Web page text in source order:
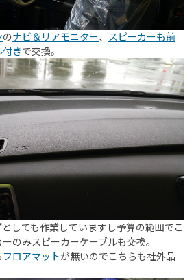
のナビ＆リアモニター、 スピーカーも前
きで交換。
しても作業していますし予算の範囲でこ
のみスピーカーケーブルも交換。
フロアマットが無いのでこちらも社外品